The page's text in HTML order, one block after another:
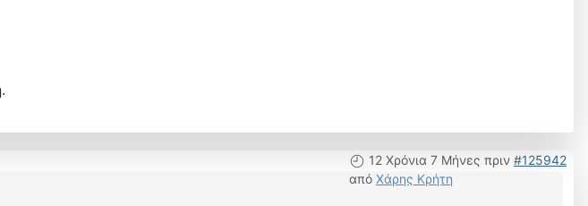
12 Χρόνια 7 Μήνες πριν #125942
από Χάρης Κρήτη